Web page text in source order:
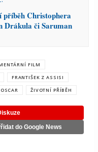
příběh Christophera
Drákula či Saruman
FILM
FRANTIŠEK Z ASSISI
OSCAR ŽIVOTNÍ PŘÍBĚH
do Google News